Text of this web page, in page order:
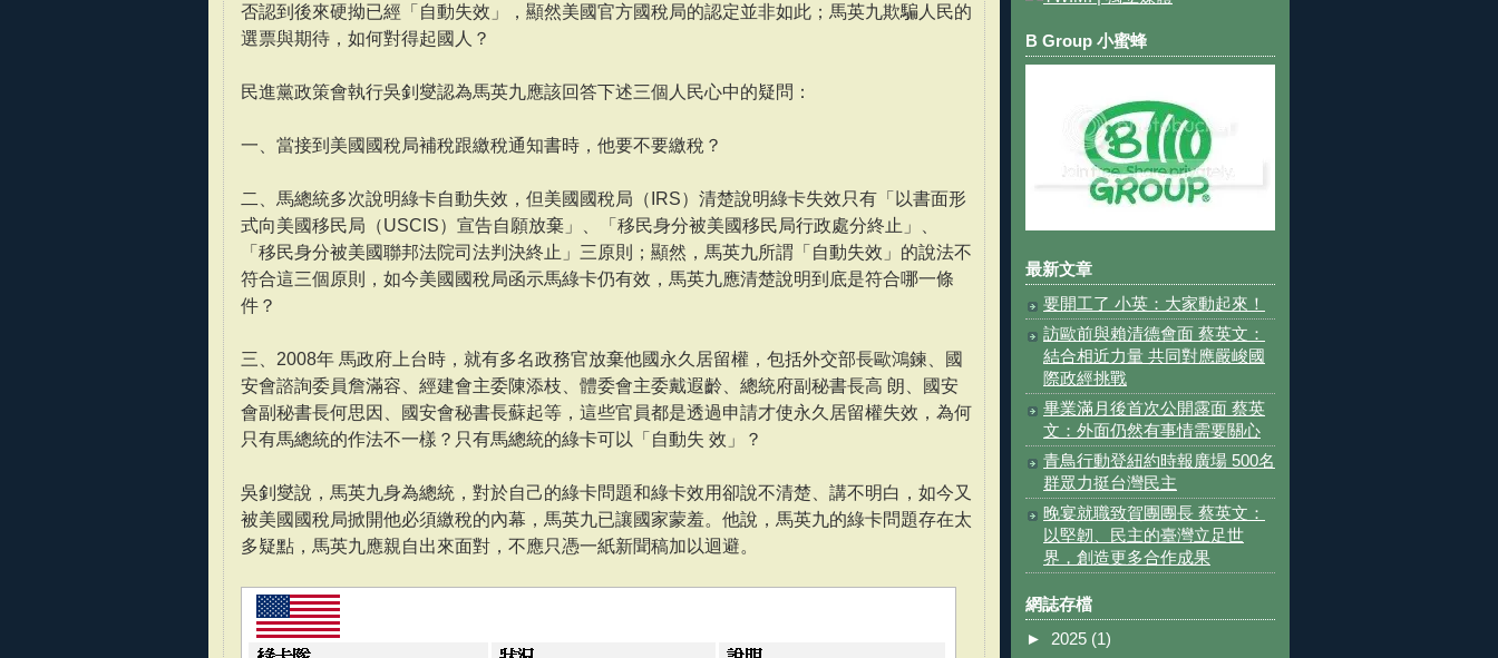
否認到後來硬拗已經「自動失效」，顯然美國官方國稅局的認定並非如此；馬英九欺騙人民的
選票與期待，如何對得起國人？
民進黨政策會執行吳釗燮認為馬英九應該回答下述三個人民心中的疑問：
一、當接到美國國稅局補稅跟繳稅通知書時，他要不要繳稅？
二、馬總統多次說明綠卡自動失效，但美國國稅局（IRS）清楚說明綠卡失效只有「以書面形
式向美國移民局（USCIS）宣告自願放棄」、「移民身分被美國移民局行政處分終止」、
「移民身分被美國聯邦法院司法判決終止」三原則；顯然，馬英九所謂「自動失效」的說法不
符合這三個原則，如今美國國稅局函示馬綠卡仍有效，馬英九應清楚說明到底是符合哪一條
件？
三、2008年 馬政府上台時，就有多名政務官放棄他國永久居留權，包括外交部長歐鴻鍊、國
安會諮詢委員詹滿容、經建會主委陳添枝、體委會主委戴遐齡、總統府副秘書長高 朗、國安
會副秘書長何思因、國安會秘書長蘇起等，這些官員都是透過申請才使永久居留權失效，為何
只有馬總統的作法不一樣？只有馬總統的綠卡可以「自動失 效」？
吳釗燮說，馬英九身為總統，對於自己的綠卡問題和綠卡效用卻說不清楚、講不明白，如今又
被美國國稅局掀開他必須繳稅的內幕，馬英九已讓國家蒙羞。他說，馬英九的綠卡問題存在太
多疑點，馬英九應親自出來面對，不應只憑一紙新聞稿加以迴避。
B Group 小蜜蜂
最新文章
要開工了 小英：大家動起來！
訪歐前與賴清德會面 蔡英文：
結合相近力量 共同對應嚴峻國
際政經挑戰
畢業滿月後首次公開露面 蔡英
文：外面仍然有事情需要關心
青鳥行動登紐約時報廣場 500名
群眾力挺台灣民主
晚宴就職致賀團團長 蔡英文：
以堅韌、民主的臺灣立足世
界，創造更多合作成果
網誌存檔
► 2025 (1)